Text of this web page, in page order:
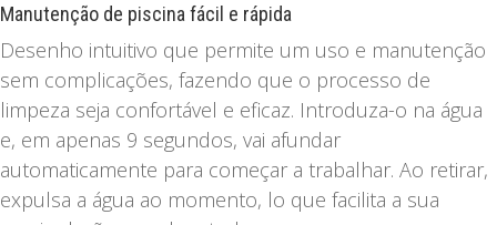
Manutenção de piscina fácil e rápida
Desenho intuitivo que permite um uso e manutenção
sem complicações, fazendo que o processo de
limpeza seja confortável e eficaz. Introduza-o na água
e, em apenas 9 segundos, vai afundar
automaticamente para começar a trabalhar. Ao retirar,
expulsa a água ao momento, lo que facilita a sua